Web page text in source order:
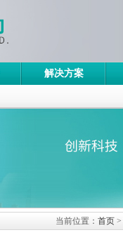
解决方案
当前位置： 首页 >